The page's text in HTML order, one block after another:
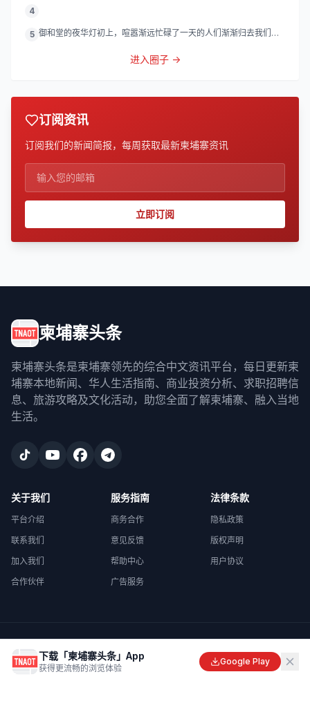
4
5 御和堂的夜华灯初上，喧嚣渐远忙碌了一天的人们渐渐归去我们的
进入圈子 →
订阅资讯
订阅我们的新闻简报，每周获取最新柬埔寨资讯
立即订阅
柬埔寨头条
柬埔寨头条是柬埔寨领先的综合中文资讯平台，每日更新柬
埔寨本地新闻、华人生活指南、商业投资分析、求职招聘信
息、旅游攻略及文化活动，助您全面了解柬埔寨、融入当地
生活。
关于我们
平台介绍
联系我们
加入我们
合作伙伴
服务指南
商务合作
意见反馈
帮助中心
广告服务
法律条款
隐私政策
版权声明
用户协议
Made with
in Cambodia
下载「柬埔寨头条」App
获得更流畅的浏览体验
Google Play